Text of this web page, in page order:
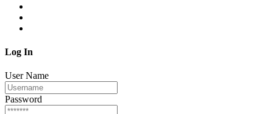
Log In
User Name
Password